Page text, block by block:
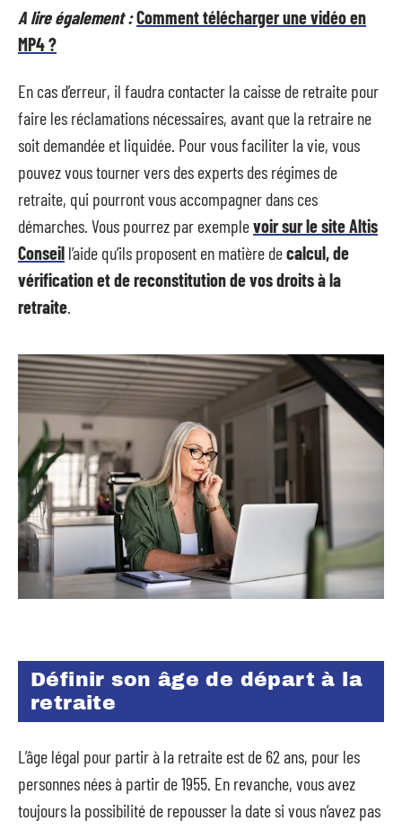
A lire également :Comment télécharger une vidéo en
MP4 ?
En cas d’erreur, il faudra contacter la caisse de retraite pour
faire les réclamations nécessaires, avant que la retraire ne
soit demandée et liquidée. Pour vous faciliter la vie, vous
pouvez vous tourner vers des experts des régimes de
retraite, qui pourront vous accompagner dans ces
démarches. Vous pourrez par exemplevoir sur le site Altis
Conseil l’aide qu’ils proposent en matière decalcul, de
vérification et de reconstitution de vos droits à la
retraite.
Définir son âge de départ à la
retraite
L’âge légal pour partir à la retraite est de 62 ans, pour les
personnes nées à partir de 1955. En revanche, vous avez
toujours la possibilité de repousser la date si vous n’avez pas